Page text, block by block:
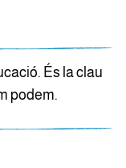
És la clau
podem.